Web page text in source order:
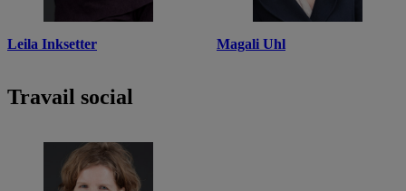
Leila Inksetter Magali Uhl
Travail social